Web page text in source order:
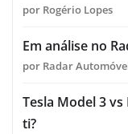
por Rogério Lopes
Em análise no
por Radar
Tesla Model 3
ti?